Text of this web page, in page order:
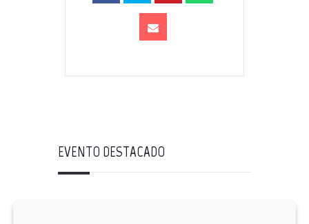
EVENTO DESTACADO